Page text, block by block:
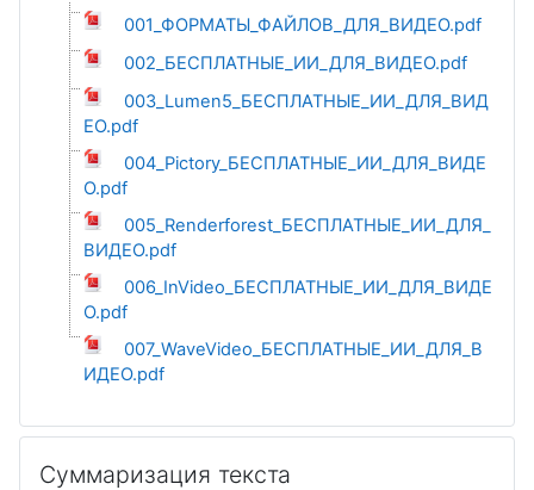
001_ФОРМАТЫ_ФАЙЛОВ_ДЛЯ_ВИДЕО.pdf
002_БЕСПЛАТНЫЕ_ИИ_ДЛЯ_ВИДЕО.pdf
003_Lumen5_БЕСПЛАТНЫЕ_ИИ_ДЛЯ_ВИД
ЕО.pdf
004_Pictory_БЕСПЛАТНЫЕ_ИИ_ДЛЯ_ВИДЕ
О.pdf
005_Renderforest_БЕСПЛАТНЫЕ_ИИ_ДЛЯ_
ВИДЕО.pdf
006_InVideo_БЕСПЛАТНЫЕ_ИИ_ДЛЯ_ВИДЕ
О.pdf
007_WaveVideo_БЕСПЛАТНЫЕ_ИИ_ДЛЯ_В
ИДЕО.pdf
Суммаризация текста